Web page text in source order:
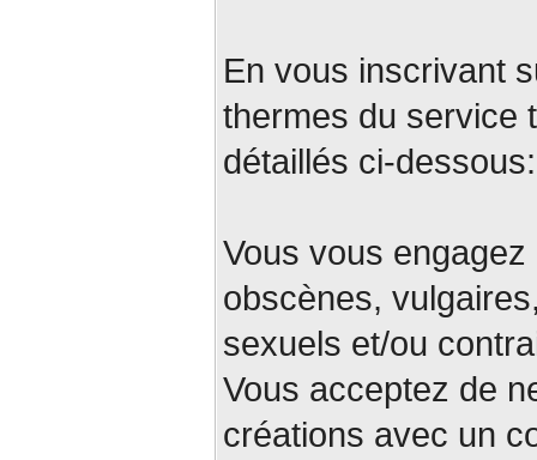
En vous inscrivant
thermes du service
détaillés ci-dessous:
Vous vous
obscènes,
sexuels et/ou
Vous acceptez de
créations avec un